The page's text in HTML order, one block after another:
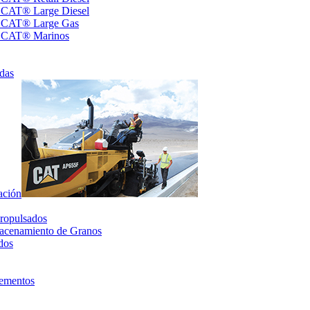
Large Diesel
Large Gas
CAT® Marinos
de Granos